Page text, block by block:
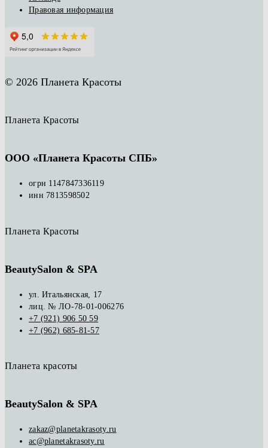
Правовая информация
© 2026 Планета Красоты
Планета Красоты
ООО «Планета Красоты СПБ»
огрн 1147847336119
инн 7813598502
Планета Красоты
BeautySalon & SPA
ул. Итальянская, 17
лиц. № ЛО-78-01-006276
+7 (921) 906 50 59
+7 (962) 685-81-57
Планета красоты
BeautySalon & SPA
zakaz@planetakrasoty.ru
ac@planetakrasoty.ru